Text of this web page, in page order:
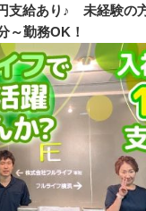
支給あり♪ 未経験の
～勤務OK！